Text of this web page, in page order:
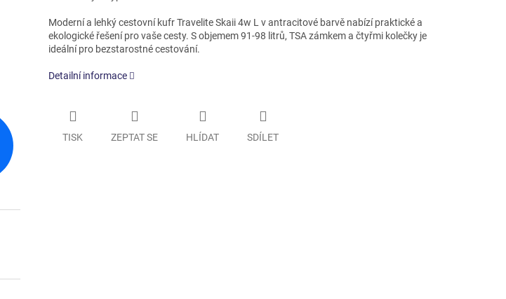
Moderní a lehký cestovní kufr Travelite Skaii 4w L v antracitové barvě nabízí praktické a
ekologické řešení pro vaše cesty. S objemem 91-98 litrů, TSA zámkem a čtyřmi kolečky je
ideální pro bezstarostné cestování.
Detailní informace
TISK ZEPTAT SE HLÍDAT SDÍLET